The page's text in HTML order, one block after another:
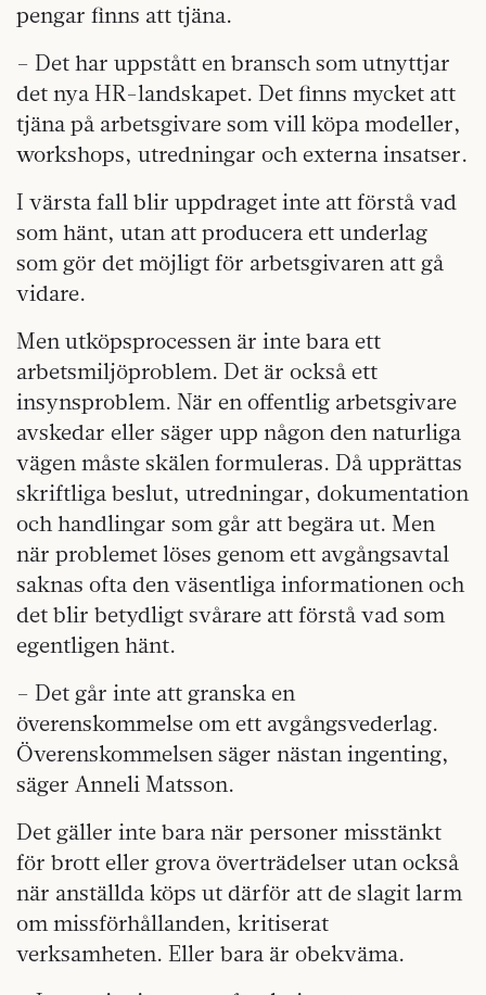
pengar finns att tjäna.
– Det har uppstått en bransch som utnyttjar
det nya HR-landskapet. Det finns mycket att
tjäna på arbetsgivare som vill köpa modeller,
workshops, utredningar och externa insatser.
I värsta fall blir uppdraget inte att förstå vad
som hänt, utan att producera ett underlag
som gör det möjligt för arbetsgivaren att gå
vidare.
Men utköpsprocessen är inte bara ett
arbetsmiljöproblem. Det är också ett
insynsproblem. När en offentlig arbetsgivare
avskedar eller säger upp någon den naturliga
vägen måste skälen formuleras. Då upprättas
skriftliga beslut, utredningar, dokumentation
och handlingar som går att begära ut. Men
när problemet löses genom ett avgångsavtal
saknas ofta den väsentliga informationen och
det blir betydligt svårare att förstå vad som
egentligen hänt.
– Det går inte att granska en
överenskommelse om ett avgångsvederlag.
Överenskommelsen säger nästan ingenting,
säger Anneli Matsson.
Det gäller inte bara när personer misstänkt
för brott eller grova överträdelser utan också
när anställda köps ut därför att de slagit larm
om missförhållanden, kritiserat
verksamheten. Eller bara är obekväma.